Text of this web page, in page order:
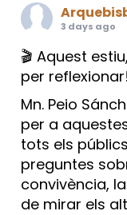
3 days ago
🎬 Aquest
per reflexionar!
Mn. Peio
per a
tots els
preguntes
convivència,
de mirar els